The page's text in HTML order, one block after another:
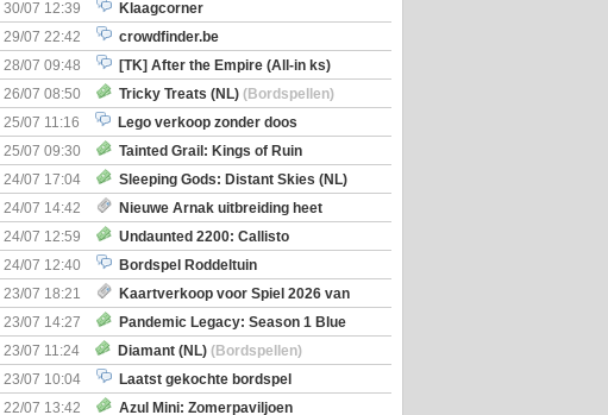
30/07 12:39
Klaagcorner
29/07 22:42
crowdfinder.be
28/07 09:48
[TK] After the Empire (All-in ks)
26/07 08:50
Tricky Treats (NL) (Bordspellen)
25/07 11:16
Lego verkoop zonder doos
25/07 09:30
Tainted Grail: Kings of Ruin
Uitbreiding: Wyrd Encounters(Bordspellen)
24/07 17:04
Sleeping Gods: Distant Skies (NL)
(Bordspellen)
24/07 14:42
Nieuwe Arnak uitbreiding heet
Surprise Shipments
24/07 12:59
Undaunted 2200: Callisto
(Bordspellen)
24/07 12:40
Bordspel Roddeltuin
23/07 18:21
Kaartverkoop voor Spiel 2026 van
start
23/07 14:27
Pandemic Legacy: Season 1 Blue
(Bordspellen)
23/07 11:24 Diamant (NL) (Bordspellen)
23/07 10:04
Laatst gekochte bordspel
22/07 13:42
Azul Mini: Zomerpaviljoen